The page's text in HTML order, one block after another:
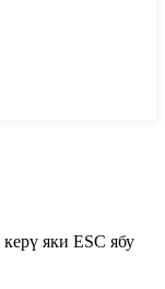
яки ESC ябу